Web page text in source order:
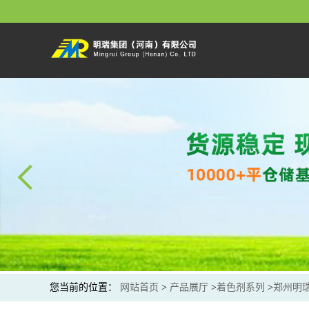
您当前的位置： 网站首页 > 产品展厅 >着色剂系列 >郑州明